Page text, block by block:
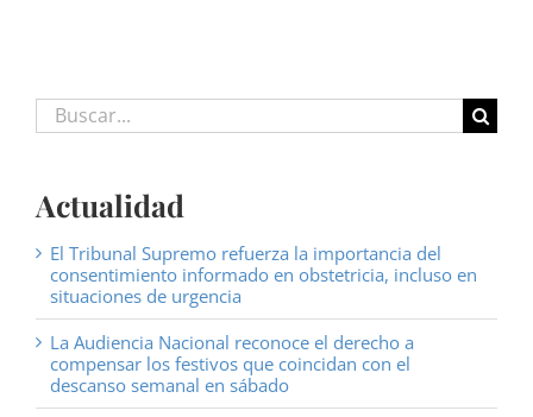
Buscar:
Actualidad
El Tribunal Supremo refuerza la importancia del
consentimiento informado en obstetricia, incluso en
situaciones de urgencia
La Audiencia Nacional reconoce el derecho a
compensar los festivos que coincidan con el
descanso semanal en sábado